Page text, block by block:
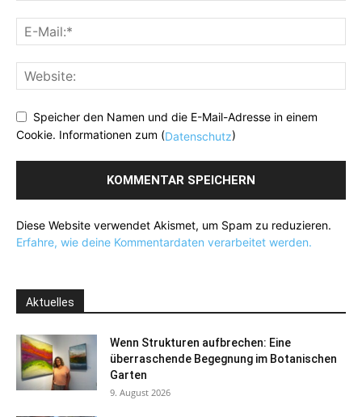
Speicher den Namen und die E-Mail-Adresse in einem
Cookie. Informationen zum (Datenschutz)
Diese Website verwendet Akismet, um Spam zu reduzieren.
Erfahre, wie deine Kommentardaten verarbeitet werden.
Aktuelles
Wenn Strukturen aufbrechen: Eine
überraschende Begegnung im Botanischen
Garten
9. August 2026